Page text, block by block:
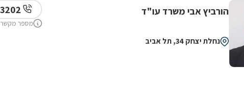
הורביץ אבי משרד עו"ד
נחלת יצחק 34, תל אביב
מספר מקשר